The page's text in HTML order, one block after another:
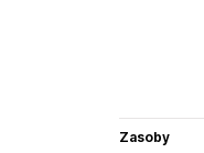
Zasoby